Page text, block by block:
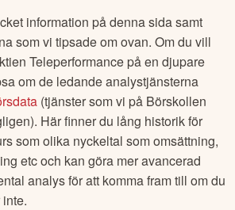
information på denna sida samt
som vi tipsade om ovan. Om du vill
Teleperformance på en djupare
om de ledande analystjänsterna
(tjänster som vi på Börskollen
Här finner du lång historik för
som olika nyckeltal som omsättning,
etc och kan göra mer avancerad
analys för att komma fram till om du